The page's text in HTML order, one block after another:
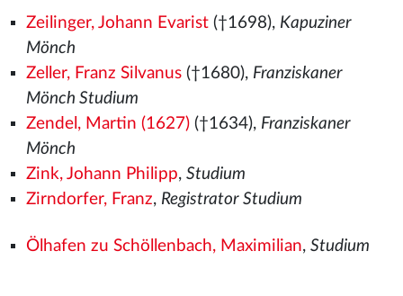
Zeilinger, Johann Evarist(†1698), Kapuziner
Mönch
Zeller, Franz Silvanus(†1680), Franziskaner
Mönch Studium
Zendel, Martin (1627)(†1634), Franziskaner
Mönch
Zink, Johann Philipp, Studium
Zirndorfer, Franz, Registrator Studium
Ölhafen zu Schöllenbach, Maximilian, Studium